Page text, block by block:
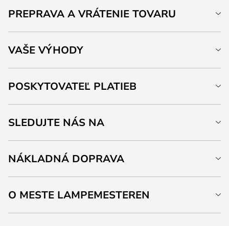
PREPRAVA A VRÁTENIE TOVARU
VAŠE VÝHODY
POSKYTOVATEĽ PLATIEB
SLEDUJTE NÁS NA
NÁKLADNÁ DOPRAVA
O MESTE LAMPEMESTEREN